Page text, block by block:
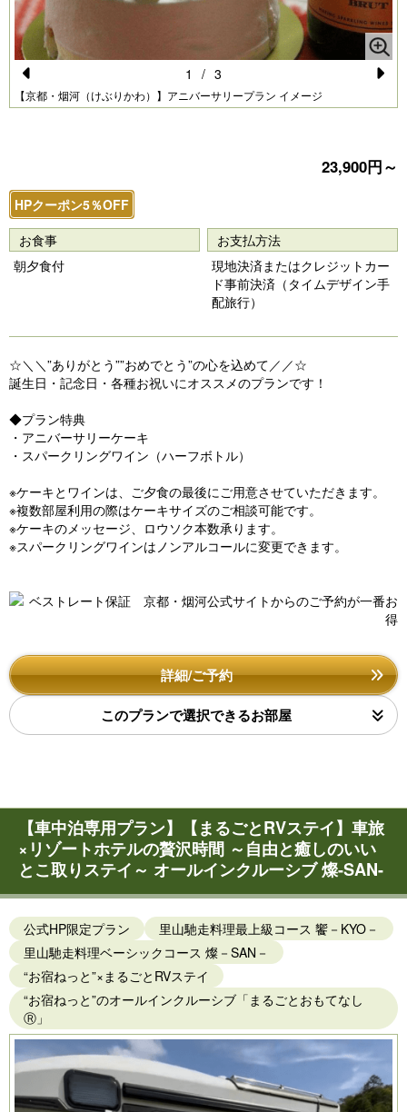
Pr
u
s
【京都・烟河（けぶりかわ）】アニバーサリープラン イメージ
1 / 3
23,900円～
HPクーポン5％OFF
お食事
朝夕食付
お支払方法
現地決済またはクレジットカー
ド事前決済（タイムデザイン手
配旅行）
☆＼＼”ありがとう””おめでとう”の心を込めて／／☆
誕生日・記念日・各種お祝いにオススメのプランです！
◆プラン特典
・アニバーサリーケーキ
・スパークリングワイン（ハーフボトル）
※ケーキとワインは、ご夕食の最後にご用意させていただきます。
※複数部屋利用の際はケーキサイズのご相談可能です。
※ケーキのメッセージ、ロウソク本数承ります。
※スパークリングワインはノンアルコールに変更できます。
詳細/ご予約
このプランで選択できるお部屋
【車中泊専用プラン】【まるごとRVステイ】車旅
×リゾートホテルの贅沢時間 ～自由と癒しのいい
とこ取りステイ～ オールインクルーシブ 燦-SAN-
公式HP限定プラン
里山馳走料理最上級コース 饗－KYO－
里山馳走料理ベーシックコース 燦－SAN－
“お宿ねっと”×まるごとRVステイ
“お宿ねっと”のオールインクルーシブ「まるごとおもてなし
Ⓡ」